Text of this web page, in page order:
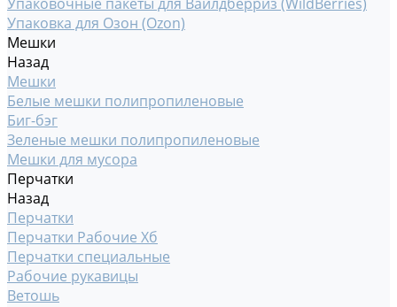
Упаковка для Озон (Ozon)
Мешки
Назад
Мешки
Белые мешки полипропиленовые
Биг-бэг
Зеленые мешки полипропиленовые
Мешки для мусора
Перчатки
Назад
Перчатки
Перчатки Рабочие Хб
Перчатки специальные
Рабочие рукавицы
Ветошь